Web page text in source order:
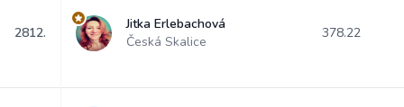
2812.
Jitka Erlebachová
Česká Skalice
378.22